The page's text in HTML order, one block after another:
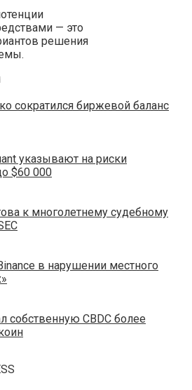
— это
решения
сократился биржевой баланс
указывают на риски
$60 000
к многолетнему судебному
в нарушении местного
собственную CBDC более